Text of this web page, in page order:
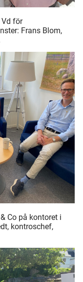
Vd för
Frans Blom,
Co på kontoret i
kontroschef,